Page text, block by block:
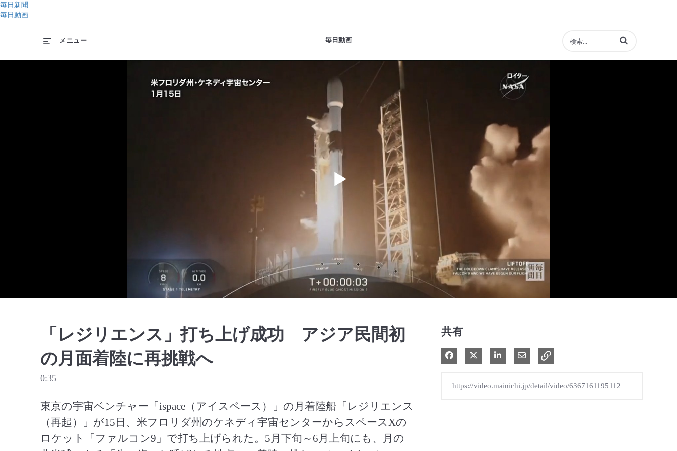
毎日新聞
毎日動画
毎日動画
メニュー 動画の検索語句を入力
Play
Video
「レジリエンス」打ち上げ成功 アジア民間初
の月面着陸に再挑戦へ
0:35
東京の宇宙ベンチャー「ispace（アイスペース）」の月着陸船「レジリエンス
（再起）」が15日、米フロリダ州のケネディ宇宙センターからスペースXの
ロケット「ファルコン9」で打ち上げられた。5月下旬～6月上旬にも、月の
共有
Facebook で共有
Xで共有する
LinkedIn で共有電子メールで共有